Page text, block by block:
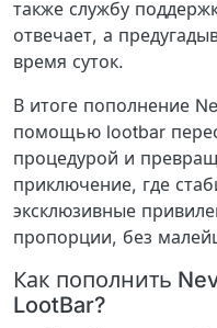
также службу
отвечает, а
время суток.
В итоге пополнение
помощью lootbar
процедурой и
приключение, где
эксклюзивные
пропорции, без
Как пополнить
LootBar?